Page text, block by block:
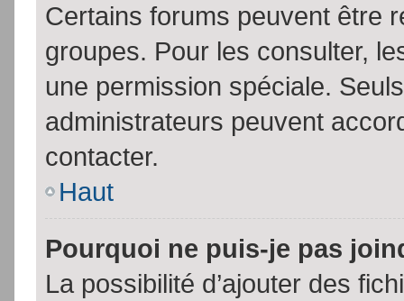
Certains forums peuvent être
groupes. Pour les consulter,
une permission spéciale.
administrateurs peuvent
contacter.
Haut
Pourquoi ne puis-je pas
La possibilité d’ajouter des